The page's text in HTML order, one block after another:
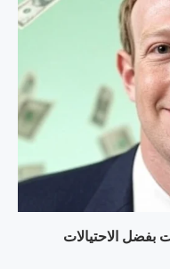
بفضل الاحتيالات